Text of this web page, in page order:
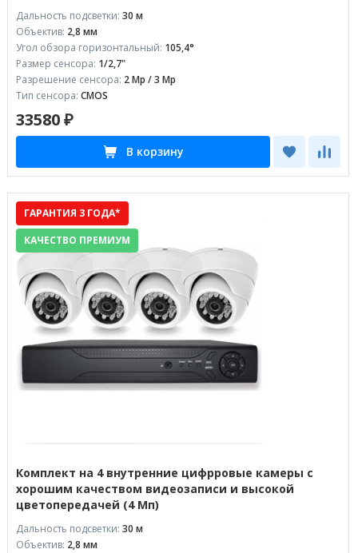
Дальность подсветки: 30 м
Объектив: 2,8 мм
Угол обзора горизонтальный: 105,4°
Размер сенсора: 1/2,7"
Разрешение сенсора: 2 Mp / 3 Mp
Тип сенсора: CMOS
33580 ₽
В корзину
Комплект на 4 внутренние цифрровые камеры с
хорошим качеством видеозаписи и высокой
цветопередачей (4 Мп)
ГАРАНТИЯ 3 ГОДА*
КАЧЕСТВО ПРЕМИУМ
Дальность подсветки: 30 м
Объектив: 2,8 мм